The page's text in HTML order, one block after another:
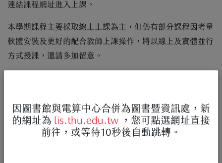
連結課程網址進入上課。
本學期課程主要採取線上上課為主，但仍有部分課程因考量
軟體安裝及更好的配合教師上課操作，將以線上及實體並行
方式授課，還請多加留意。
因圖書館與電算中心合併為圖書暨資訊處，新
的網址為 lis.thu.edu.tw ，您可點選網址直接
前往，或等待10秒後自動跳轉。